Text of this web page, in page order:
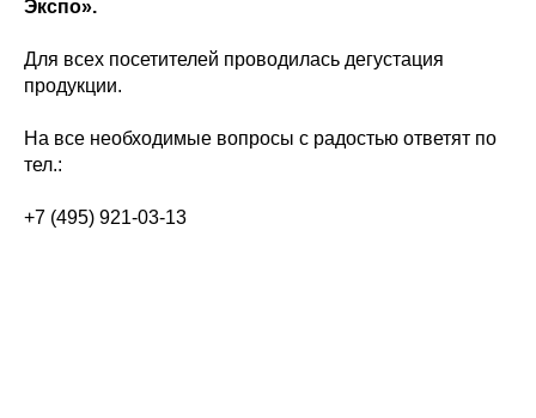
Экспо».
Для всех посетителей проводилась дегустация
продукции.
На все необходимые вопросы с радостью ответят по
тел.:
+7 (495) 921-03-13